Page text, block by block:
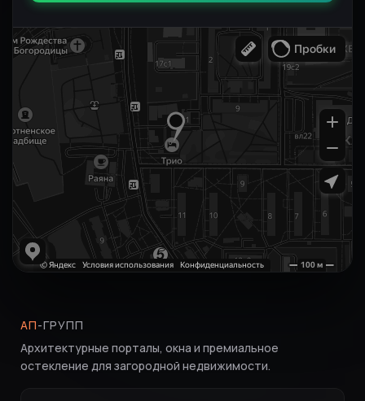
АП-ГРУПП
Архитектурные порталы, окна и премиальное
остекление для загородной недвижимости.